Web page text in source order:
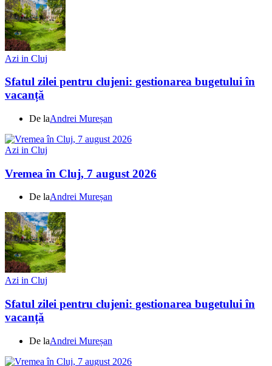
Azi in Cluj
Sfatul zilei pentru clujeni: gestionarea bugetului în
vacanță
De laAndrei Mureșan
Azi in Cluj
Vremea în Cluj, 7 august 2026
De laAndrei Mureșan
Azi in Cluj
Sfatul zilei pentru clujeni: gestionarea bugetului în
vacanță
De laAndrei Mureșan